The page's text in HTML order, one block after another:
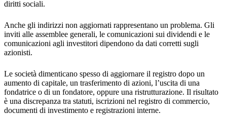
diritti sociali.
Anche gli indirizzi non aggiornati rappresentano un problema. Gli
inviti alle assemblee generali, le comunicazioni sui dividendi e le
comunicazioni agli investitori dipendono da dati corretti sugli
azionisti.
Le società dimenticano spesso di aggiornare il registro dopo un
aumento di capitale, un trasferimento di azioni, l’uscita di una
fondatrice o di un fondatore, oppure una ristrutturazione. Il risultato
è una discrepanza tra statuti, iscrizioni nel registro di commercio,
documenti di investimento e registrazioni interne.